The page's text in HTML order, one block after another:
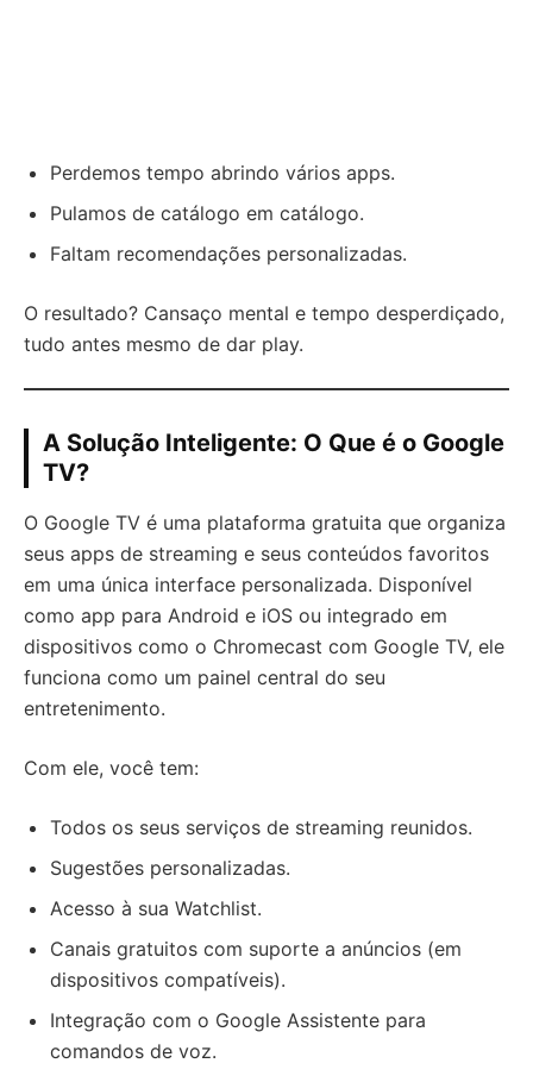
Perdemos tempo abrindo vários apps.
Pulamos de catálogo em catálogo.
Faltam recomendações personalizadas.
O resultado? Cansaço mental e tempo desperdiçado,
tudo antes mesmo de dar play.
A Solução Inteligente: O Que é o Google
TV?
O Google TV é uma plataforma gratuita que organiza
seus apps de streaming e seus conteúdos favoritos
em uma única interface personalizada. Disponível
como app para Android e iOS ou integrado em
dispositivos como o Chromecast com Google TV, ele
funciona como um painel central do seu
entretenimento.
Com ele, você tem:
Todos os seus serviços de streaming reunidos.
Sugestões personalizadas.
Acesso à sua Watchlist.
Canais gratuitos com suporte a anúncios (em
dispositivos compatíveis).
Integração com o Google Assistente para
comandos de voz.